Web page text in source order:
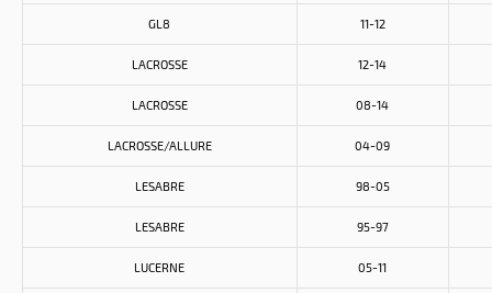
GL8 11-12
LACROSSE 12-14
LACROSSE 08-14
LACROSSE/ALLURE 04-09
LESABRE 98-05
LESABRE 95-97
LUCERNE 05-11